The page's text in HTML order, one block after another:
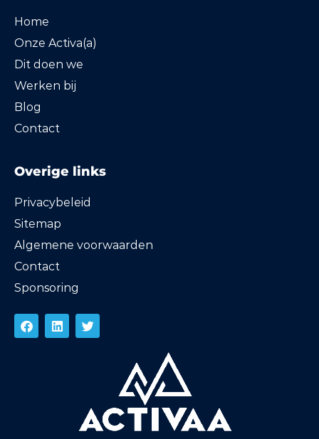
Home
Onze Activa(a)
Dit doen we
Werken bij
Blog
Contact
Overige links
Privacybeleid
Sitemap
Algemene voorwaarden
Contact
Sponsoring